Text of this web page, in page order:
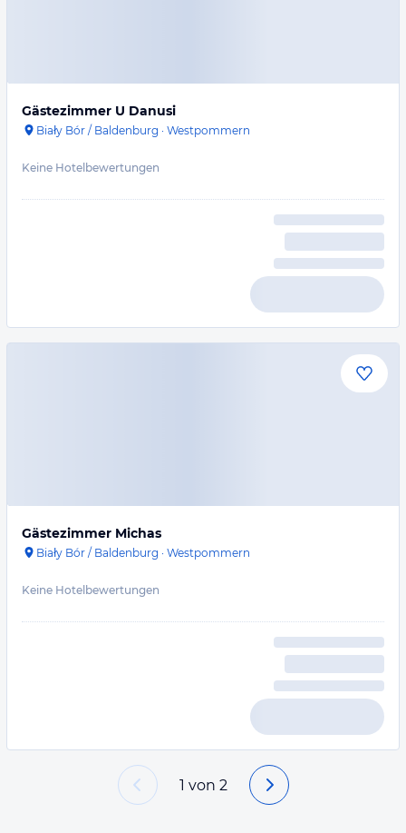
Gästezimmer U Danusi
Biały Bór / Baldenburg · Westpommern
Keine Hotelbewertungen
Gästezimmer Michas
Biały Bór / Baldenburg · Westpommern
Keine Hotelbewertungen
1 von 2